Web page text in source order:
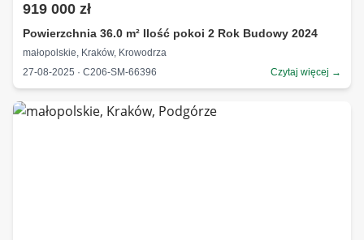
919 000 zł
Powierzchnia 36.0 m² Ilość pokoi 2 Rok Budowy 2024
małopolskie, Kraków, Krowodrza
27-08-2025 · C206-SM-66396
Czytaj więcej →